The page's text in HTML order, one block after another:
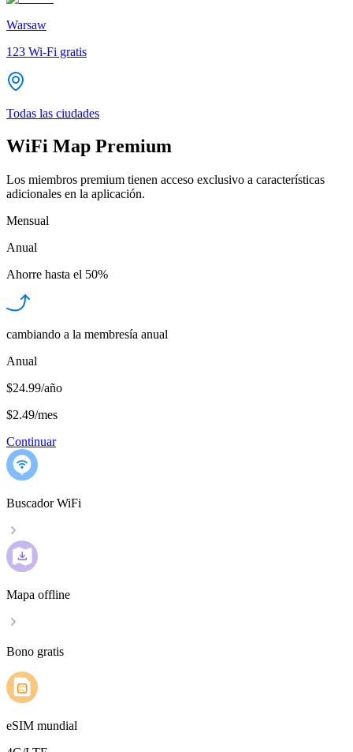
Warsaw
123 Wi-Fi gratis
Todas las ciudades
WiFi Map Premium
Los miembros premium tienen acceso exclusivo a características
adicionales en la aplicación.
Mensual
Anual
Ahorre hasta el 50%
cambiando a la membresía anual
Anual
$24.99/año
$2.49/mes
Continuar
Buscador WiFi
Mapa offline
Bono gratis
eSIM mundial